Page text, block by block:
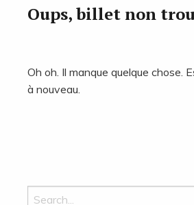
Oups, billet non
Oh oh. Il manque quelque chose.
à nouveau.
Recherchez :